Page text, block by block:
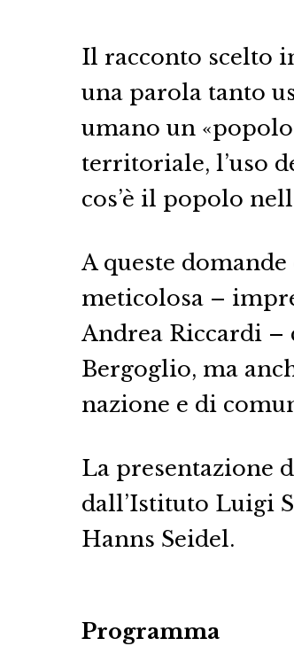
Il racconto scelto
una parola tanto
umano un
territoriale, l’uso
cos’è il popolo
A queste
meticolosa –
Andrea Riccardi –
Bergoglio, ma
nazione e di
La presentazione
dall’Istituto Luigi
Hanns Seidel.
Programma